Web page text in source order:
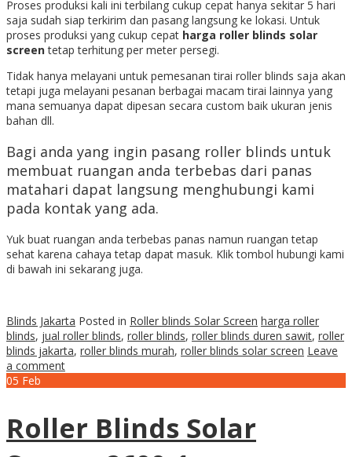
Proses produksi kali ini terbilang cukup cepat hanya sekitar 5 hari
saja sudah siap terkirim dan pasang langsung ke lokasi. Untuk
proses produksi yang cukup cepat harga roller blinds solar
screentetap terhitung per meter persegi.
Tidak hanya melayani untuk pemesanan tirai roller blinds saja akan
tetapi juga melayani pesanan berbagai macam tirai lainnya yang
mana semuanya dapat dipesan secara custom baik ukuran jenis
bahan dll.
Bagi anda yang ingin pasang roller blinds untuk
membuat ruangan anda terbebas dari panas
matahari dapat langsung menghubungi kami
pada kontak yang ada.
Yuk buat ruangan anda terbebas panas namun ruangan tetap
sehat karena cahaya tetap dapat masuk. Klik tombol hubungi kami
di bawah ini sekarang juga.
Blinds Jakarta Posted in Roller blinds Solar Screen harga roller
blinds, jual roller blinds, roller blinds, roller blinds duren sawit, roller
blinds jakarta, roller blinds murah, roller blinds solar screen Leave
a comment
05 Feb
Roller Blinds Solar